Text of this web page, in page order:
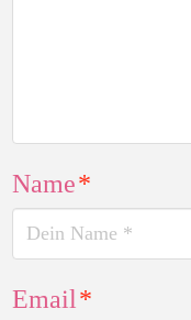
Name*
Email*